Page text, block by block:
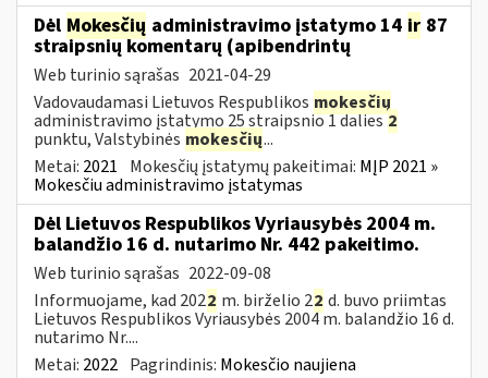
Dėl Mokesčių administravimo įstatymo 14 ir 87
straipsnių komentarų (apibendrintų
Web turinio sąrašas 2021-04-29
Vadovaudamasi Lietuvos Respublikos mokesčių
administravimo įstatymo 25 straipsnio 1 dalies2
punktu, Valstybinės mokesčių...
Metai: 2021 Mokesčių įstatymų pakeitimai: MĮP 2021 »
Mokesčiu administravimo įstatymas
Dėl Lietuvos Respublikos Vyriausybės 2004 m.
balandžio 16 d. nutarimo Nr. 442 pakeitimo.
Web turinio sąrašas 2022-09-08
Informuojame, kad 2022 m. birželio 22 d. buvo priimtas
Lietuvos Respublikos Vyriausybės 2004 m. balandžio 16 d.
nutarimo Nr....
Metai: 2022 Pagrindinis: Mokesčio naujiena